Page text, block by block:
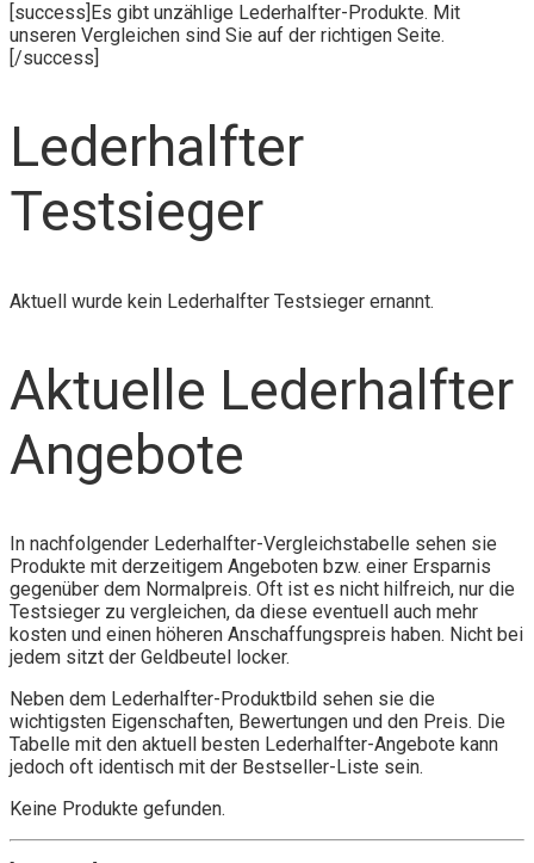
[success]Es gibt unzählige Lederhalfter-Produkte. Mit
unseren Vergleichen sind Sie auf der richtigen Seite.
[/success]
Lederhalfter
Testsieger
Aktuell wurde kein Lederhalfter Testsieger ernannt.
Aktuelle Lederhalfter
Angebote
In nachfolgender Lederhalfter-Vergleichstabelle sehen sie
Produkte mit derzeitigem Angeboten bzw. einer Ersparnis
gegenüber dem Normalpreis. Oft ist es nicht hilfreich, nur die
Testsieger zu vergleichen, da diese eventuell auch mehr
kosten und einen höheren Anschaffungspreis haben. Nicht bei
jedem sitzt der Geldbeutel locker.
Neben dem Lederhalfter-Produktbild sehen sie die
wichtigsten Eigenschaften, Bewertungen und den Preis. Die
Tabelle mit den aktuell besten Lederhalfter-Angebote kann
jedoch oft identisch mit der Bestseller-Liste sein.
Keine Produkte gefunden.